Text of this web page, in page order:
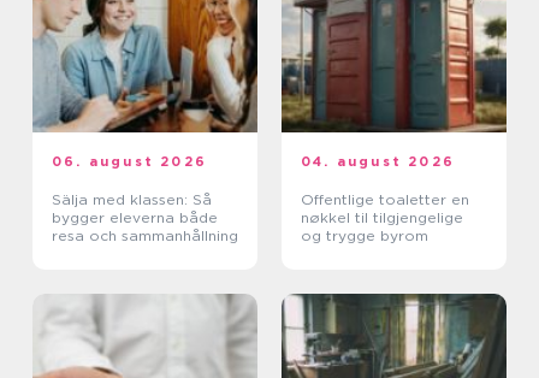
06. august 2026
Sälja med klassen: Så
bygger eleverna både
resa och sammanhållning
04. august 2026
Offentlige toaletter en
nøkkel til tilgjengelige
og trygge byrom